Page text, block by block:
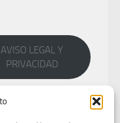
AVISO LEGAL Y
PRIVACIDAD